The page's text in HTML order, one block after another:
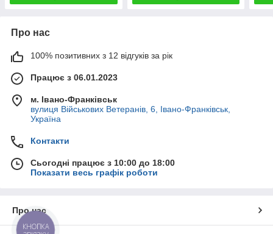
Про нас
100% позитивних з 12 відгуків за рік
Працює з 06.01.2023
м. Івано-Франківськ
вулиця Військових Ветеранів, 6, Івано-Франківськ,
Україна
Контакти
Сьогодні працює з 10:00 до 18:00
Показати весь графік роботи
Про нас
КНОПКА